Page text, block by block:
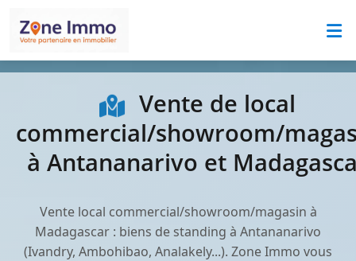
Vente de local
commercial/showroom/
à Antananarivo et
Vente local commercial/showroom/magasin à
Madagascar : biens de standing à Antananarivo
(Ivandry, Ambohibao, Analakely...). Zone Immo vous